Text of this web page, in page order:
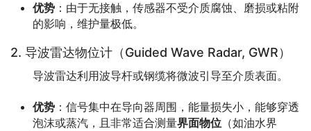
优势 ：由于无接触，传感器不受介质腐蚀、磨损或粘附
的影响，维护量极低。
2. 导波雷达物位计（Guided Wave Radar, GWR）
导波雷达利用波导杆或钢缆将微波引导至介质表面。
优势 ：信号集中在导向器周围，能量损失小，能够穿透
泡沫或蒸汽，且非常适合测量界面物位 （如油水界